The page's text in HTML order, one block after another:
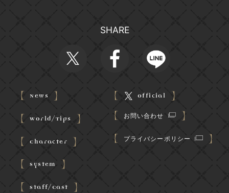
News
World/Tips
Character
System
Staff/Cast
Official
お問い合わせ
プライバシーポリシー
SHARE